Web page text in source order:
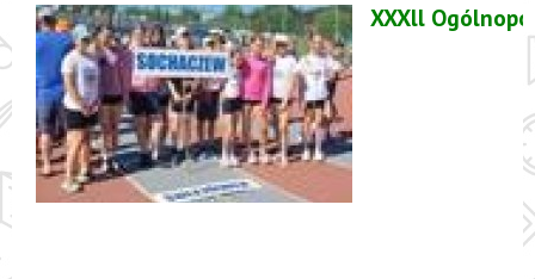
XXXll